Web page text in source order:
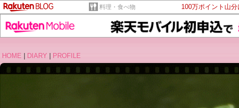
料理・食べ物 100万ポイント山
HOME
DIARY PROFILE